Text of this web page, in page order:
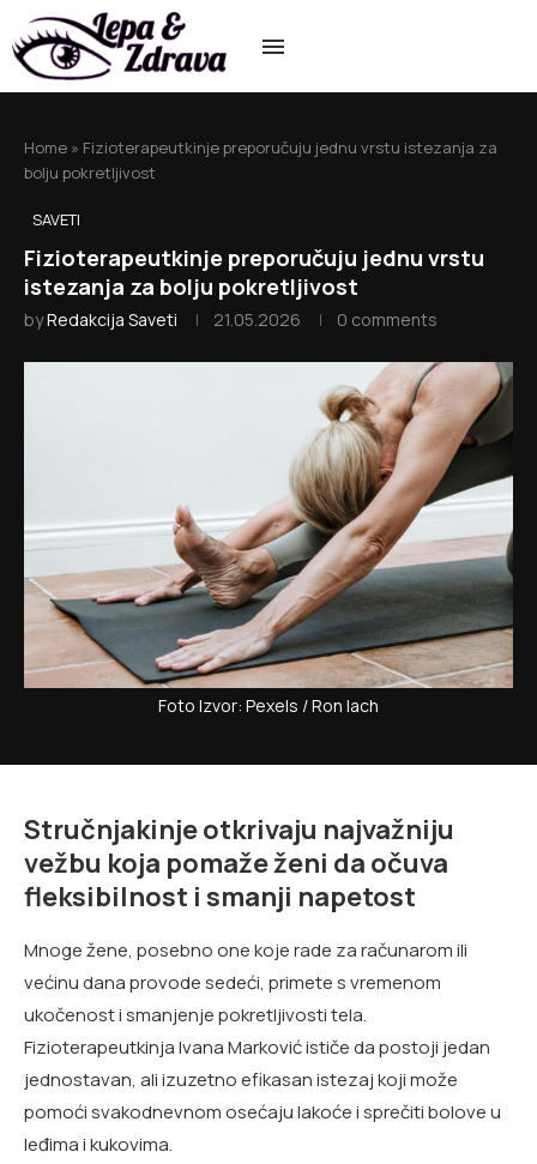
Home » Fizioterapeutkinje preporučuju jednu vrstu istezanja za
bolju pokretljivost
SAVETI
Fizioterapeutkinje preporučuju jednu vrstu
istezanja za bolju pokretljivost
byRedakcija Saveti 21.05.2026 0 comments
Foto Izvor: Pexels / Ron lach
Stručnjakinje otkrivaju najvažniju
vežbu koja pomaže ženi da očuva
fleksibilnost i smanji napetost
Mnoge žene, posebno one koje rade za računarom ili
većinu dana provode sedeći, primete s vremenom
ukočenost i smanjenje pokretljivosti tela.
Fizioterapeutkinja Ivana Marković ističe da postoji jedan
jednostavan, ali izuzetno efikasan istezaj koji može
pomoći svakodnevnom osećaju lakoće i sprečiti bolove u
leđima i kukovima.